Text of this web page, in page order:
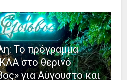
Το πρόγραμμα
στο θερινό
για Αύγουστο και